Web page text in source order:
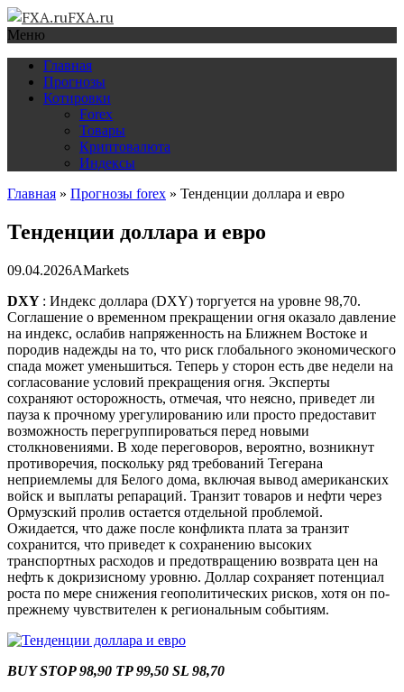
FXA.ru
Меню
Главная
Прогнозы
Котировки
Forex
Товары
Криптовалюта
Индексы
Главная » Прогнозы forex » Тенденции доллара и евро
Тенденции доллара и евро
09.04.2026AMarkets
DXY : Индекс доллара (DXY) торгуется на уровне 98,70.
Соглашение о временном прекращении огня оказало давление
на индекс, ослабив напряженность на Ближнем Востоке и
породив надежды на то, что риск глобального экономического
спада может уменьшиться. Теперь у сторон есть две недели на
согласование условий прекращения огня. Эксперты
сохраняют осторожность, отмечая, что неясно, приведет ли
пауза к прочному урегулированию или просто предоставит
возможность перегруппироваться перед новыми
столкновениями. В ходе переговоров, вероятно, возникнут
противоречия, поскольку ряд требований Тегерана
неприемлемы для Белого дома, включая вывод американских
войск и выплаты репараций. Транзит товаров и нефти через
Ормузский пролив остается отдельной проблемой.
Ожидается, что даже после конфликта плата за транзит
сохранится, что приведет к сохранению высоких
транспортных расходов и предотвращению возврата цен на
нефть к докризисному уровню. Доллар сохраняет потенциал
роста по мере снижения геополитических рисков, хотя он по-
прежнему чувствителен к региональным событиям.
BUY STOP 98,90 TP 99,50 SL 98,70